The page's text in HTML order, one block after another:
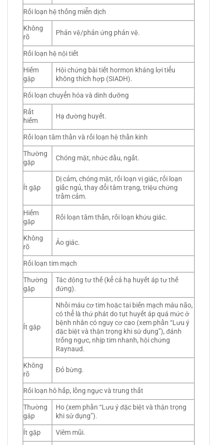
Rối loạn hệ thống miễn dịch
Không
rõ
Phản vệ/phản ứng phản vệ.
Rối loạn hệ nội tiết
Hiếm
gặp
Hội chứng bài tiết hormon kháng lợi tiểu
không thích hợp (SIADH).
Rối loạn chuyển hóa và dinh dưỡng
Rất
hiếm
Hạ đường huyết.
Rối loạn tâm thần và rối loạn hệ thần kinh
Thường
gặp
Chóng mặt, nhức đầu, ngất.
Ít gặp
Dị cảm, chóng mặt, rối loạn vị giác, rối loạn
giấc ngủ, thay đổi tâm trạng, triệu chứng
trầm cảm.
Hiếm
gặp
Rối loạn tâm thần, rối loạn khứu giác.
Không
rõ
Ảo giác.
Rối loạn tim mạch
Thường
gặp
Tác động tư thế (kể cả hạ huyết áp tư thế
đứng).
Ít gặp
Nhồi máu cơ tim hoặc tai biến mạch máu não,
có thể là thứ phát do tụt huyết áp quá mức ở
bệnh nhân có nguy cơ cao (xem phần “Lưu ý
đặc biệt và thận trọng khi sử dụng”), đánh
trống ngực, nhịp tim nhanh, hội chứng
Raynaud.
Không
rõ
Đỏ bừng.
Rối loạn hô hấp, lồng ngực và trung thất
Thường
gặp
Ho (xem phần “Lưu ý đặc biệt và thận trọng
khi sử dụng”).
Ít gặp
Viêm mũi.